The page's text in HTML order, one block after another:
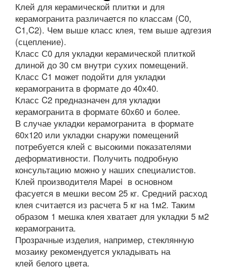
Клей для керамической плитки и для
керамогранита различается по классам (C0,
C1,C2). Чем выше класс клея, тем выше адгезия
(сцепление).
Класс С0 для укладки керамической плиткой
длиной до 30 см внутри сухих помещений.
Класс C1 может подойти для укладки
керамогранита в формате до 40х40.
Класс C2 предназначен для укладки
керамогранита в формате 60х60 и более.
В случае укладки керамогранита в формате
60х120 или укладки снаружи помещений
потребуется клей с высокими показателями
деформативности. Получить подробную
консультацию можно у наших специалистов.
Клей производителя Mapei в основном
фасуется в мешки весом 25 кг. Средний расход
клея считается из расчета 5 кг на 1м2. Таким
образом 1 мешка клея хватает для укладки 5 м2
керамогранита.
Прозрачные изделия, например, стеклянную
мозаику рекомендуется укладывать на
клей белого цвета.